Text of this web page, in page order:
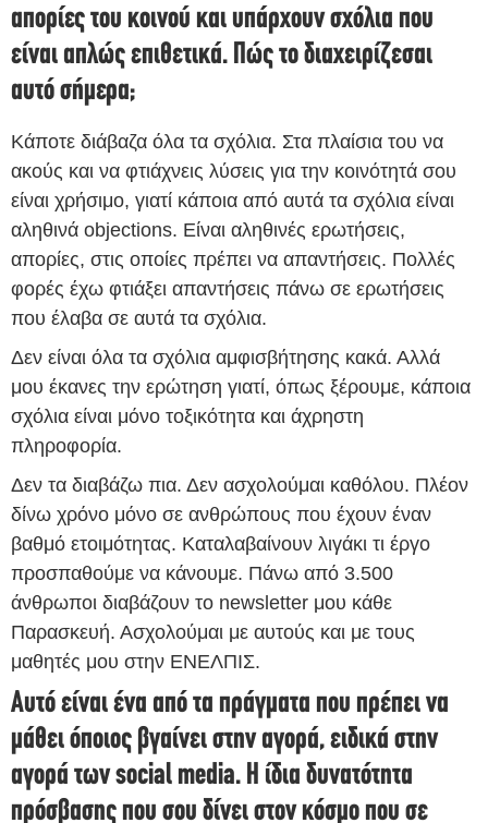
απορίες του κοινού και υπάρχουν σχόλια που
είναι απλώς επιθετικά. Πώς το διαχειρίζεσαι
αυτό σήμερα;
Κάποτε διάβαζα όλα τα σχόλια. Στα πλαίσια του να
ακούς και να φτιάχνεις λύσεις για την κοινότητά σου
είναι χρήσιμο, γιατί κάποια από αυτά τα σχόλια είναι
αληθινά objections. Είναι αληθινές ερωτήσεις,
απορίες, στις οποίες πρέπει να απαντήσεις. Πολλές
φορές έχω φτιάξει απαντήσεις πάνω σε ερωτήσεις
που έλαβα σε αυτά τα σχόλια.
Δεν είναι όλα τα σχόλια αμφισβήτησης κακά. Αλλά
μου έκανες την ερώτηση γιατί, όπως ξέρουμε, κάποια
σχόλια είναι μόνο τοξικότητα και άχρηστη
πληροφορία.
Δεν τα διαβάζω πια. Δεν ασχολούμαι καθόλου. Πλέον
δίνω χρόνο μόνο σε ανθρώπους που έχουν έναν
βαθμό ετοιμότητας. Καταλαβαίνουν λιγάκι τι έργο
προσπαθούμε να κάνουμε. Πάνω από 3.500
άνθρωποι διαβάζουν το newsletter μου κάθε
Παρασκευή. Ασχολούμαι με αυτούς και με τους
μαθητές μου στην ΕΝΕΛΠΙΣ.
Αυτό είναι ένα από τα πράγματα που πρέπει να
μάθει όποιος βγαίνει στην αγορά, ειδικά στην
αγορά των social media. Η ίδια δυνατότητα
πρόσβασης που σου δίνει στον κόσμο που σε